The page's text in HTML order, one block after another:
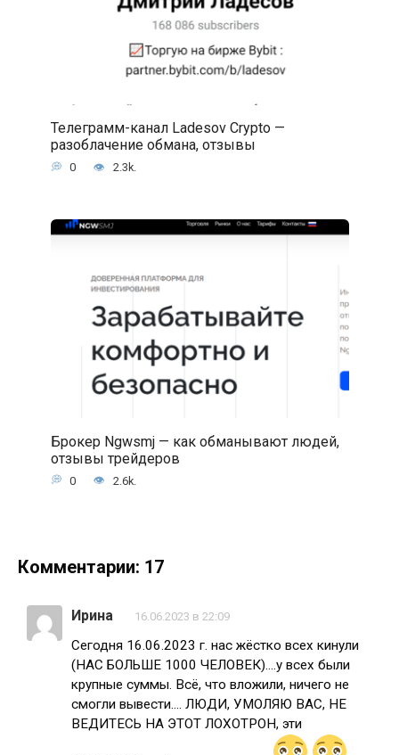
Телеграмм-канал Ladesov Crypto —
разоблачение обмана, отзывы
0 2.3k.
Брокер Ngwsmj — как обманывают людей,
отзывы трейдеров
0 2.6k.
Комментарии: 17
Ирина 16.06.2023 в 22:09
Сегодня 16.06.2023 г. нас жёстко всех кинули
(НАС БОЛЬШЕ 1000 ЧЕЛОВЕК)….у всех были
крупные суммы. Всё, что вложили, ничего не
смогли вывести…. ЛЮДИ, УМОЛЯЮ ВАС, НЕ
ВЕДИТЕСЬ НА ЭТОТ ЛОХОТРОН, эти